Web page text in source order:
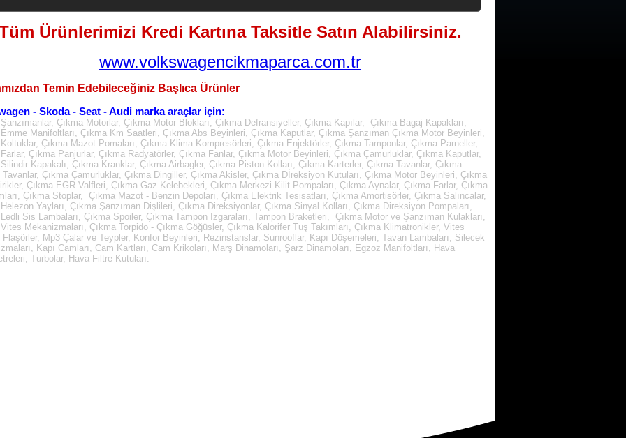
Ürünlerimizi Kredi Kartına Taksitle Satın Alabilirsiniz.
www.volkswagencikmaparca.com.tr
Temin Edebileceğiniz Başlıca Ürünler
- Skoda - Seat - Audi marka araçlar için:
Çıkma Motorlar, Çıkma Motor Blokları, Çıkma Defransiyeller, Çıkma Kapılar, Çıkma Bagaj Kapakları,
Emme Manifoltları, Çıkma Km Saatleri, Çıkma Abs Beyinleri, Çıkma Kaputlar, Çıkma Şanzıman Çıkma Motor Beyinleri,
Koltuklar, Çıkma Mazot Pomaları, Çıkma Klima Kompresörleri, Çıkma Enjektörler, Çıkma Tamponlar, Çıkma Parneller,
Farlar, Çıkma Panjurlar, Çıkma Radyatörler, Çıkma Fanlar, Çıkma Motor Beyinleri, Çıkma Çamurluklar, Çıkma Kaputlar,
Kapakalı, Çıkma Kranklar, Çıkma Airbagler, Çıkma Piston Kolları, Çıkma Karterler, Çıkma Tavanlar, Çıkma
Tavanlar, Çıkma Çamurluklar, Çıkma Dingiller, Çıkma Akisler, Çıkma Dİreksiyon Kutuları, Çıkma Motor Beyinleri, Çıkma
Çıkma EGR Valfleri, Çıkma Gaz Kelebekleri, Çıkma Merkezi Kilit Pompaları, Çıkma Aynalar, Çıkma Farlar, Çıkma
Çıkma Stoplar, Çıkma Mazot - Benzin Depoları, Çıkma Elektrik Tesisatları, Çıkma Amortisörler, Çıkma Salıncalar,
Helezon Yayları, Çıkma Şanzıman Dişlileri, Çıkma Direksiyonlar, Çıkma Sinyal Kolları, Çıkma Direksiyon Pompaları,
Ledli Sis Lambaları, Çıkma Spoiler, Çıkma Tampon Izgaraları, Tampon Braketleri, Çıkma Motor ve Şanzıman Kulakları,
Vites Mekanizmaları, Çıkma Torpido - Çıkma Göğüsler, Çıkma Kalorifer Tuş Takımları, Çıkma Klimatronikler, Vites
Flaşörler, Mp3 Çalar ve Teypler, Konfor Beyinleri, Rezinstanslar, Sunrooflar, Kapı Döşemeleri, Tavan Lambaları, Silecek
Kapı Camları, Cam Kartları, Cam Krikoları, Marş Dinamoları, Şarz Dinamoları, Egzoz Manifoltları, Hava
Turbolar, Hava Filtre Kutuları.